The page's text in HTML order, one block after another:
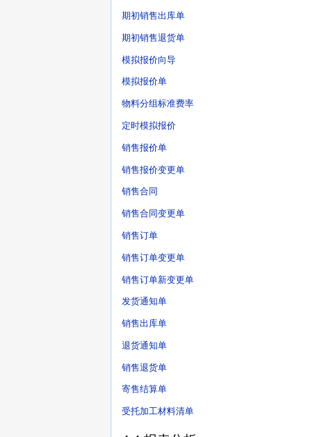
期初销售出库单
期初销售退货单
模拟报价向导
模拟报价单
物料分组标准费率
定时模拟报价
销售报价单
销售报价变更单
销售合同
销售合同变更单
销售订单
销售订单变更单
销售订单新变更单
发货通知单
销售出库单
退货通知单
销售退货单
寄售结算单
受托加工材料清单